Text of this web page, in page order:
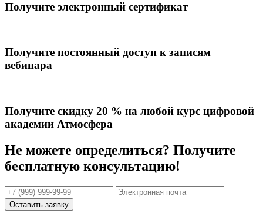
Получите электронный сертификат
Получите постоянный доступ к записям
вебинара
Получите скидку 20 % на любой курс цифровой
академии Атмосфера
Не можете определиться? Получите
бесплатную консультацию!
Оставить заявку